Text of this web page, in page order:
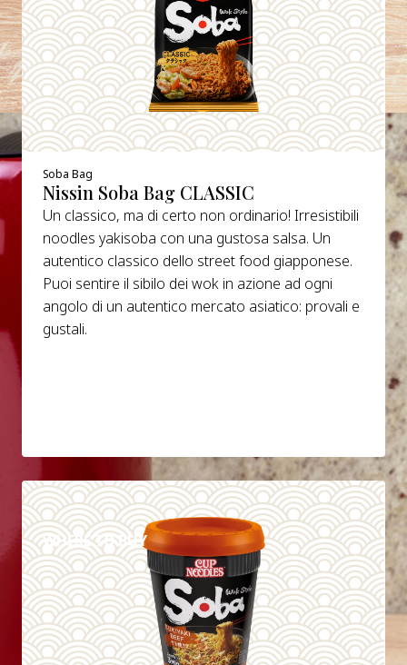
Soba Bag
Nissin Soba Bag CLASSIC
Un classico, ma di certo non ordinario! Irresistibili
noodles yakisoba con una gustosa salsa. Un
autentico classico dello street food giapponese.
Puoi sentire il sibilo dei wok in azione ad ogni
angolo di un autentico mercato asiatico: provali e
gustali.
WHERE TO BUY
DETAILS